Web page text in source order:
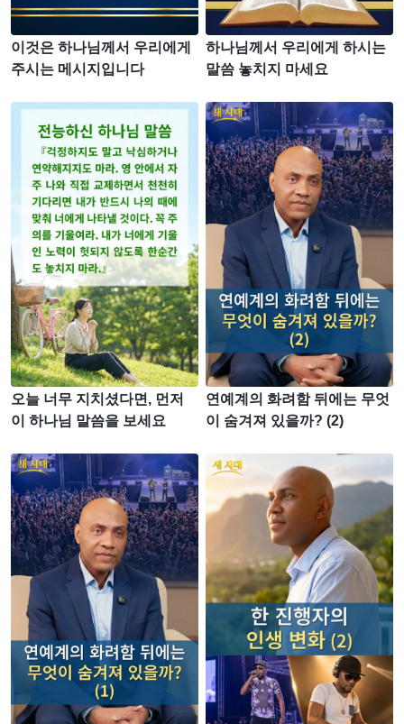
이것은 하나님께서 우리에게
주시는 메시지입니다
하나님께서 우리에게 하시는
말씀 놓치지 마세요
오늘 너무 지치셨다면, 먼저
이 하나님 말씀을 보세요
연예계의 화려함 뒤에는 무엇
이 숨겨져 있을까? (2)